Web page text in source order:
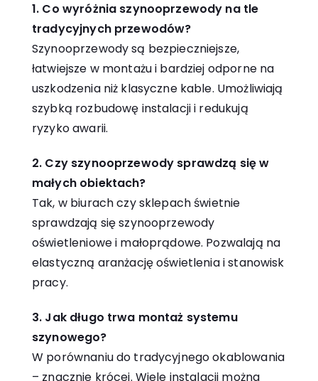
1. Co wyróżnia szynooprzewody na tle
tradycyjnych przewodów?
Szynooprzewody są bezpieczniejsze,
łatwiejsze w montażu i bardziej odporne na
uszkodzenia niż klasyczne kable. Umożliwiają
szybką rozbudowę instalacji i redukują
ryzyko awarii.
2. Czy szynooprzewody sprawdzą się w
małych obiektach?
Tak, w biurach czy sklepach świetnie
sprawdzają się szynooprzewody
oświetleniowe i małoprądowe. Pozwalają na
elastyczną aranżację oświetlenia i stanowisk
pracy.
3. Jak długo trwa montaż systemu
szynowego?
W porównaniu do tradycyjnego okablowania
– znacznie krócej. Wiele instalacji można